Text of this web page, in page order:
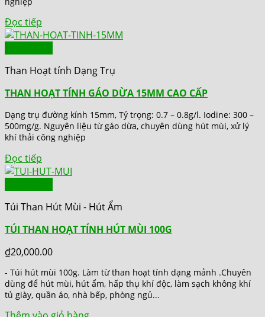
Đọc tiếp
Than Hoạt tính Dạng Trụ
THAN HOẠT TÍNH GÁO DỪA 15MM CAO CẤP
Dạng trụ đường kính 15mm, Tỷ trọng: 0.7 – 0.8g/l. Iodine: 300 –
500mg/g. Nguyên liệu từ gáo dừa, chuyên dùng hút mùi, xử lý
khí thải công nghiệp
Đọc tiếp
Túi Than Hút Mùi - Hút Ẩm
TÚI THAN HOẠT TÍNH HÚT MÙI 100G
₫20,000.00
- Túi hút mùi 100g. Làm từ than hoạt tính dạng mảnh .Chuyên
dùng để hút mùi, hút ẩm, hấp thụ khí độc, làm sạch không khí
tủ giày, quần áo, nhà bếp, phòng ngủ...